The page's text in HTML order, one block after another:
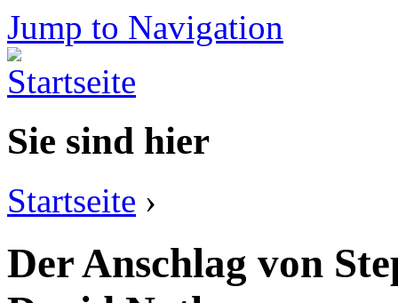
Jump to Navigation
Sie sind hier
Startseite ›
Der Anschlag von